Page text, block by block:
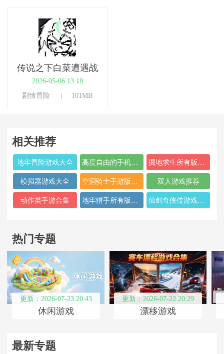
传说之下白菜遭遇战
2026-05-06 13:18
剧情冒险
101MB
相关推荐
地牢冒险游戏大全 高度自由的手机游戏大全
模拟器游戏大全 双人游戏推荐
动作类手游合集
热门专题
更新：2026-07-23 20:43
休闲游戏
更新：2026-07-22 20:29
漂移游戏
最新专题